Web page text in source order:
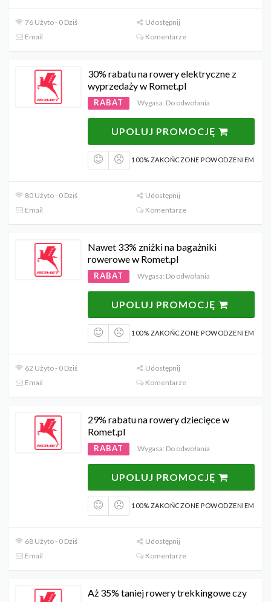
76 Użyto - 0 Dziś
Udostępnij
Email
Komentarze
30% rabatu na rowery elektryczne z
wyprzedaży w Romet.pl
RABAT Wygasa: Do odwołania
UPOLUJ PROMOCJĘ
100% ZAKOŃCZONE POWODZENIEM
80 Użyto - 0 Dziś
Udostępnij
Email
Komentarze
Nawet 33% zniżki na bagażniki
rowerowe w Romet.pl
RABAT Wygasa: Do odwołania
UPOLUJ PROMOCJĘ
100% ZAKOŃCZONE POWODZENIEM
62 Użyto - 0 Dziś
Udostępnij
Email
Komentarze
29% rabatu na rowery dziecięce w
Romet.pl
RABAT Wygasa: Do odwołania
UPOLUJ PROMOCJĘ
100% ZAKOŃCZONE POWODZENIEM
68 Użyto - 0 Dziś
Udostępnij
Email
Komentarze
Aż 35% taniej rowery trekkingowe czy